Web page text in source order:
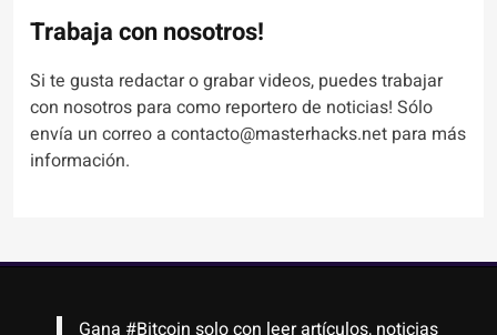
Trabaja con nosotros!
Si te gusta redactar o grabar videos, puedes trabajar
con nosotros para como reportero de noticias! Sólo
envía un correo a contacto@masterhacks.net para más
información.
Gana #Bitcoin solo con leer artículos, noticias